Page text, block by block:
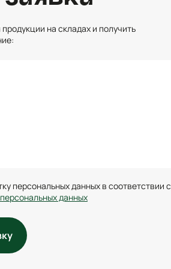
на складах и получить
персональных данных в соответствии с
данных